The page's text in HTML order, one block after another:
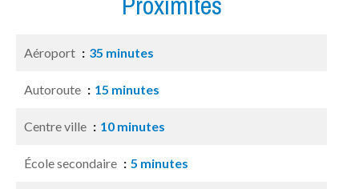
Aéroport 35 minutes
Autoroute 15 minutes
Centre ville 10 minutes
École secondaire 5 minutes